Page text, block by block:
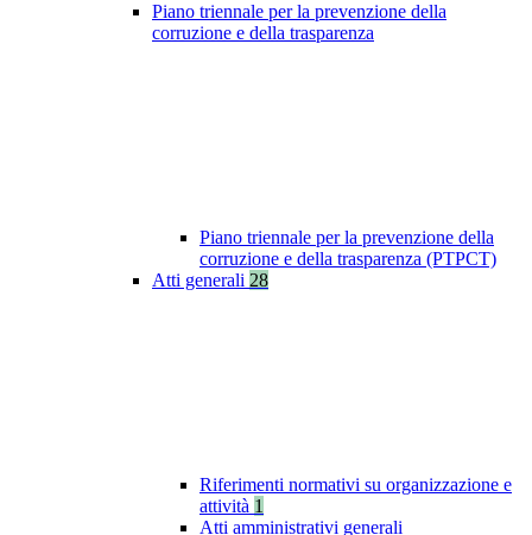
Piano triennale per la prevenzione della
corruzione e della trasparenza
Piano triennale per la prevenzione della
corruzione e della trasparenza (PTPCT)
Atti generali 28
Riferimenti normativi su organizzazione e
attività 1
Atti amministrativi generali